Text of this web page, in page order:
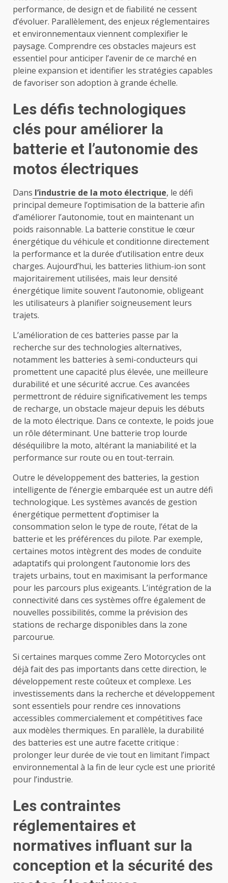
performance, de design et de fiabilité ne cessent
d’évoluer. Parallèlement, des enjeux réglementaires
et environnementaux viennent complexifier le
paysage. Comprendre ces obstacles majeurs est
essentiel pour anticiper l’avenir de ce marché en
pleine expansion et identifier les stratégies capables
de favoriser son adoption à grande échelle.
Les défis technologiques
clés pour améliorer la
batterie et l’autonomie des
motos électriques
Dans l’industrie de la moto électrique, le défi
principal demeure l’optimisation de la batterie afin
d’améliorer l’autonomie, tout en maintenant un
poids raisonnable. La batterie constitue le cœur
énergétique du véhicule et conditionne directement
la performance et la durée d’utilisation entre deux
charges. Aujourd’hui, les batteries lithium-ion sont
majoritairement utilisées, mais leur densité
énergétique limite souvent l’autonomie, obligeant
les utilisateurs à planifier soigneusement leurs
trajets.
L’amélioration de ces batteries passe par la
recherche sur des technologies alternatives,
notamment les batteries à semi-conducteurs qui
promettent une capacité plus élevée, une meilleure
durabilité et une sécurité accrue. Ces avancées
permettront de réduire significativement les temps
de recharge, un obstacle majeur depuis les débuts
de la moto électrique. Dans ce contexte, le poids joue
un rôle déterminant. Une batterie trop lourde
déséquilibre la moto, altérant la maniabilité et la
performance sur route ou en tout-terrain.
Outre le développement des batteries, la gestion
intelligente de l’énergie embarquée est un autre défi
technologique. Les systèmes avancés de gestion
énergétique permettent d’optimiser la
consommation selon le type de route, l’état de la
batterie et les préférences du pilote. Par exemple,
certaines motos intègrent des modes de conduite
adaptatifs qui prolongent l’autonomie lors des
trajets urbains, tout en maximisant la performance
pour les parcours plus exigeants. L’intégration de la
connectivité dans ces systèmes offre également de
nouvelles possibilités, comme la prévision des
stations de recharge disponibles dans la zone
parcourue.
Si certaines marques comme Zero Motorcycles ont
déjà fait des pas importants dans cette direction, le
développement reste coûteux et complexe. Les
investissements dans la recherche et développement
sont essentiels pour rendre ces innovations
accessibles commercialement et compétitives face
aux modèles thermiques. En parallèle, la durabilité
des batteries est une autre facette critique :
prolonger leur durée de vie tout en limitant l’impact
environnemental à la fin de leur cycle est une priorité
pour l’industrie.
Les contraintes
réglementaires et
normatives influant sur la
conception et la sécurité des